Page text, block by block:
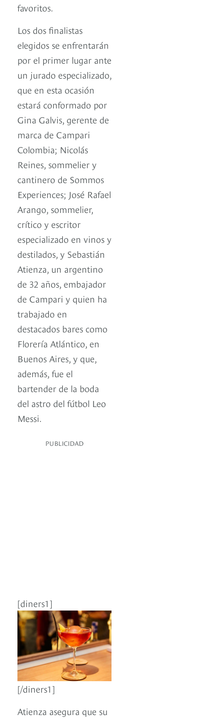
favoritos.
Los dos finalistas
elegidos se enfrentarán
por el primer lugar ante
un jurado especializado,
que en esta ocasión
estará conformado por
Gina Galvis, gerente de
marca de Campari
Colombia; Nicolás
Reines, sommelier y
cantinero de Sommos
Experiences; José Rafael
Arango, sommelier,
crítico y escritor
especializado en vinos y
destilados, y Sebastián
Atienza, un argentino
de 32 años, embajador
de Campari y quien ha
trabajado en
destacados bares como
Florería Atlántico, en
Buenos Aires, y que,
además, fue el
bartender de la boda
del astro del fútbol Leo
Messi.
PUBLICIDAD
[diners1]
[/diners1]
Atienza asegura que su